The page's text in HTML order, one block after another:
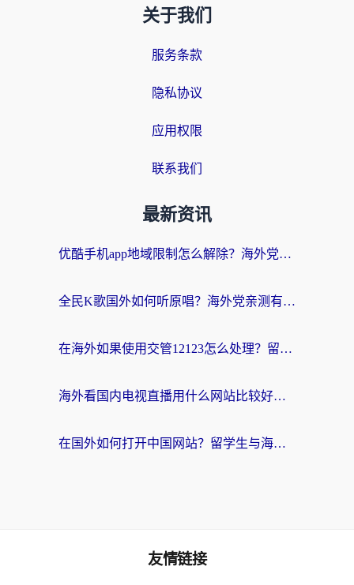
关于我们
服务条款
隐私协议
应用权限
联系我们
最新资讯
优酷手机app地域限制怎么解除？海外党亲测有效的追剧方案
全民K歌国外如何听原唱？海外党亲测有效的回国加速器选择指南
在海外如果使用交管12123怎么处理？留学生亲测有效的回国加速方案
海外看国内电视直播用什么网站比较好？一篇解决你所有追剧难题的实用指南
在国外如何打开中国网站？留学生与海外华人的无缝访问指南
友情链接